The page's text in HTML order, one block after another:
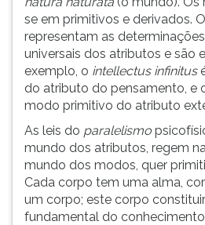
se em primitivos e derivados.
representam as
universais dos atributos e são
exemplo, o intellectus infinitus
do atributo do pensamento, e
modo primitivo do atributo
As leis do paralelismo
mundo dos atributos, regem
mundo dos modos, quer
Cada corpo tem uma alma,
um corpo; este corpo
fundamental do